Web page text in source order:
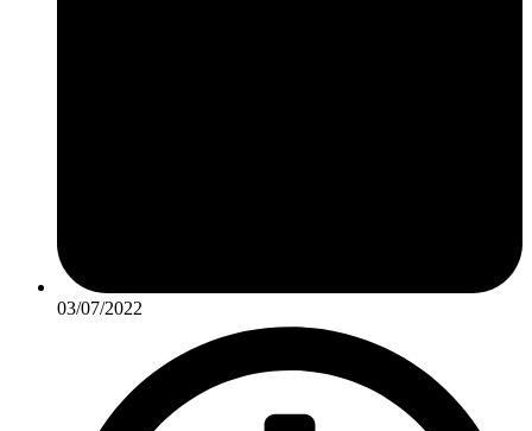
03/07/2022